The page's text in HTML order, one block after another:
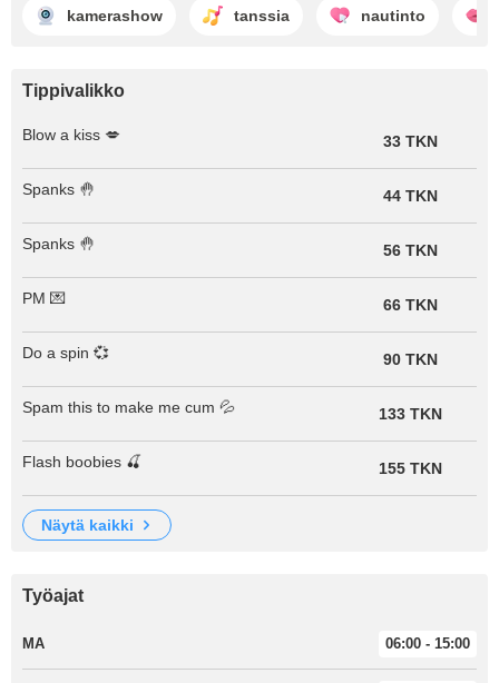
kamerashow tanssia nautinto
Tippivalikko
Blow a kiss 💋 33 TKN
Spanks 🤚 44 TKN
Spanks 🤚 56 TKN
PM 💌 66 TKN
Do a spin 💞 90 TKN
Spam this to make me cum 💦 133 TKN
Flash boobies 🍒 155 TKN
näytä kaikki
Työajat
MA 06:00 - 15:00